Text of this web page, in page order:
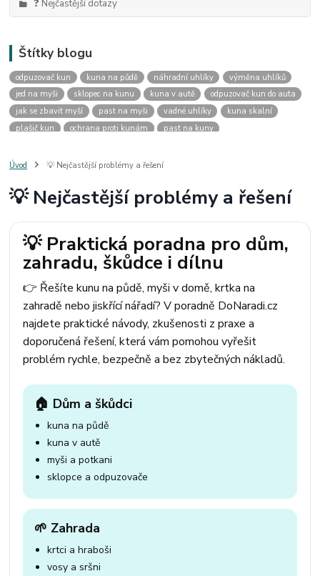
❓ Nejčastější dotazy
Štítky blogu
odpuzovač kun kuna na půdě náhradní uhlíky
výměna uhlíků
jed na myši
sklopec na kunu kuna v autě
odpuzovač kun do auta
jak se zbavit myší
past na myši vadné uhlíky
kuna skalní
plašič kun
ochrana proti kunám
past na kuny
past na kunu
myši v domě odpuzovač myší
štěnice
štěnice v hotelu jak se zbavit kuny
kuna ve střeše
mravenci a mšice
uhlíky do nářadí
uhlíky do nařadí
uhlíky do vysavače
uhlíky do pračky uhlíky do
uhlíky parkside
uhlíky ferm uhlíky makita
uhlíkové kartáče
kde sehnat uhlíky
kde koupit uhlíky
Úvod 💡 Nejčastější problémy a řešení
💡 Nejčastější problémy a řešení
💡 Praktická poradna pro dům,
zahradu, škůdce i dílnu
👉 Řešíte kunu na půdě, myši v domě, krtka na
zahradě nebo jiskřící nářadí? V poradně DoNaradi.cz
najdete praktické návody, zkušenosti z praxe a
doporučená řešení, která vám pomohou vyřešit
problém rychle, bezpečně a bez zbytečných nákladů.
🏠 Dům a škůdci
kuna na půdě
kuna v autě
myši a potkani
sklopce a odpuzovače
🌱 Zahrada
krtci a hraboši
vosy a sršni